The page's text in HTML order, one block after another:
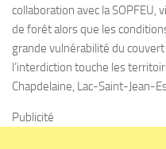
collaboration avec la SOPFEU,
de forêt alors que les
grande vulnérabilité du
l’interdiction touche les
Chapdelaine, Lac-Saint-Jean-
Publicité